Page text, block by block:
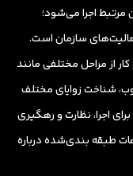
اجرا می‌شود؛
سازمان است.
از مراحل مختلفی مانند
شناخت زوایای مختلف
اجرا، نظارت و رهگیری
طبقه بندی‌شده درباره